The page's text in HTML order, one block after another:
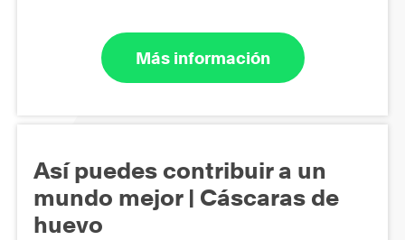
Más información
Así puedes contribuir a un
mundo mejor | Cáscaras de
huevo